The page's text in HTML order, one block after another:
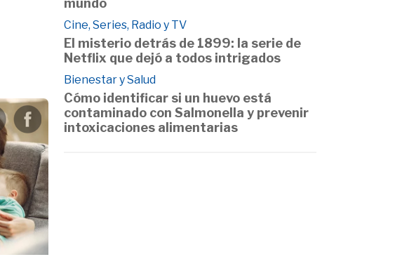
mundo
Cine, Series, Radio y TV
El misterio detrás de 1899: la serie de
Netflix que dejó a todos intrigados
Bienestar y Salud
Cómo identificar si un huevo está
contaminado con Salmonella y prevenir
intoxicaciones alimentarias